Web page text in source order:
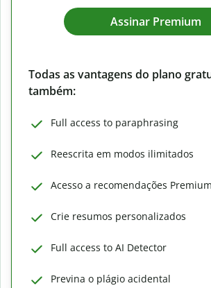
Assinar Premium
Todas as vantagens do plano
também:
Full access to paraphrasing
Reescrita em modos ilimitados
Acesso a recomendações Premium
Crie resumos personalizados
Full access to AI Detector
Previna o plágio acidental